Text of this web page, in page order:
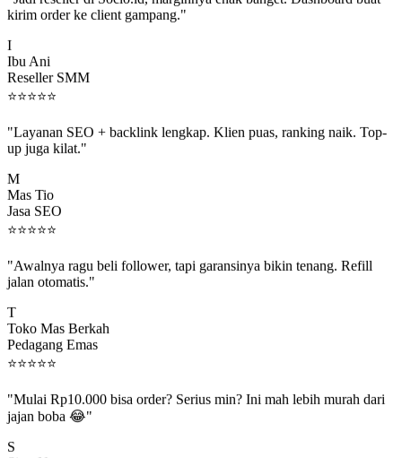
Ibu Ani
Reseller SMM
⭐⭐⭐⭐⭐
up juga kilat."
Mas Tio
Jasa SEO
⭐⭐⭐⭐⭐
jalan otomatis."
Toko Mas Berkah
Pedagang Emas
⭐⭐⭐⭐⭐
jajan boba 😂"
Sista Nana